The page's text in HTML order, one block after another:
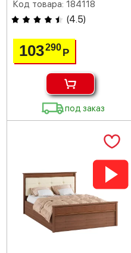
Код товара: 184118
(4.5)
103290 Р
под заказ